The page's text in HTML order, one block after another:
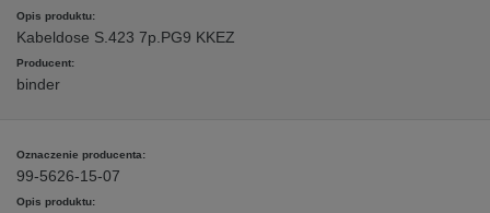
Kabeldose S.423 7p.PG9 KKEZ
binder
99-5626-15-07